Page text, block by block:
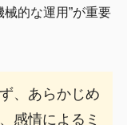
的な運用”が重要
、あらかじめ
感情によるミ